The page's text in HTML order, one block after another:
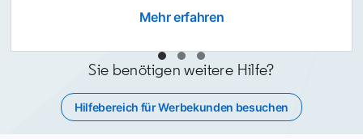
Mehr erfahren
Sie benötigen weitere Hilfe?
Hilfebereich für Werbekunden besuchen
opens in a new tab